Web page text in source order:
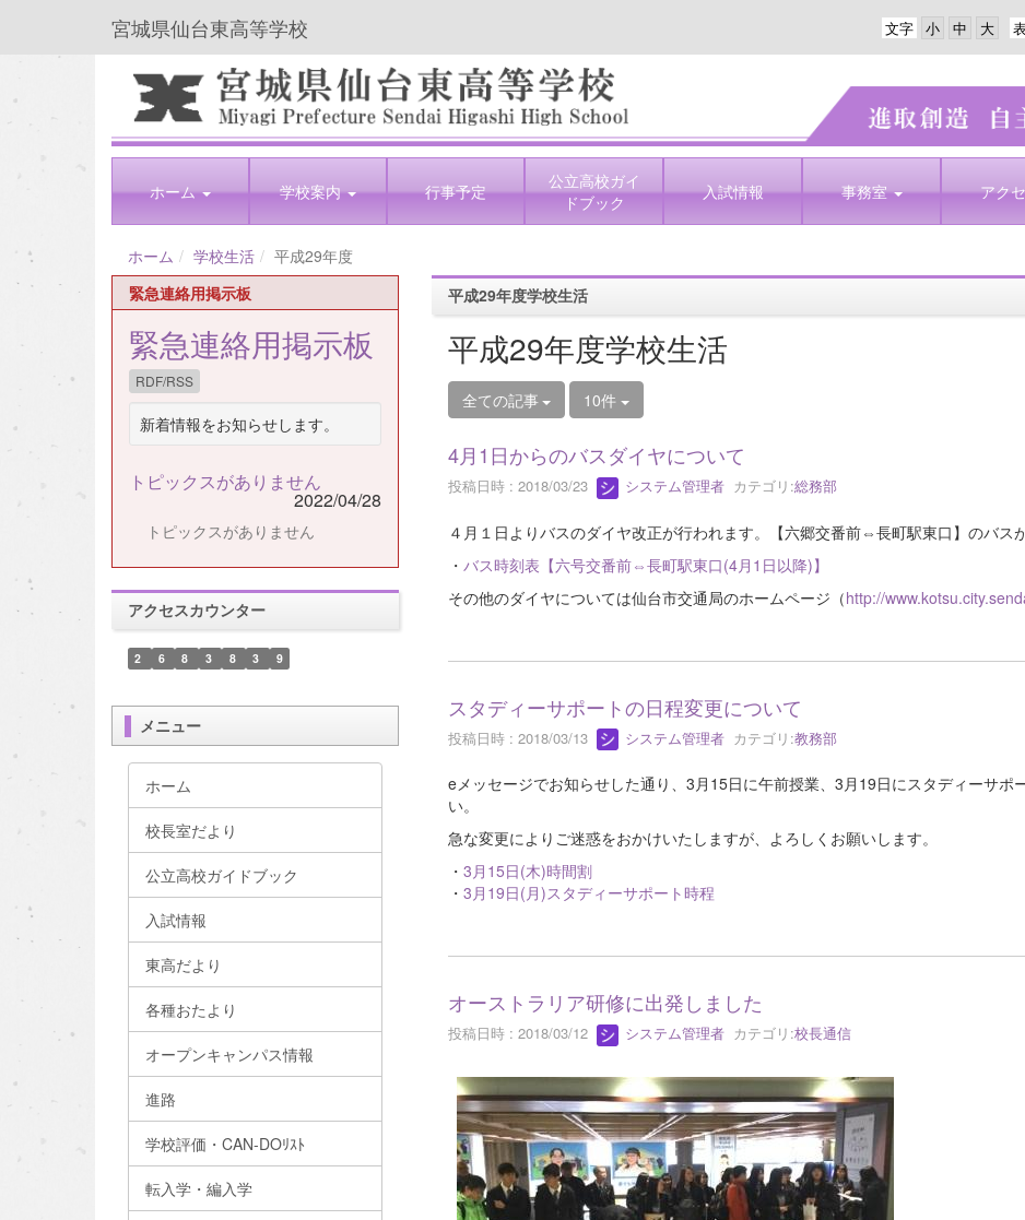
宮城県仙台東高等学校 文字
ホーム 学校案内 行事予定
公立高校ガイ
ドブック
入試情報 事務室 アク
ホーム 学校生活
平成29年度
平成29年度学校生活
平成29年度学校生活
全ての記事 10件
4月1日からのバスダイヤについて
投稿日時 : 2018/03/23 システム管理者カテゴリ:総務部
４月１日よりバスのダイヤ改正が行われます。【六郷交番前⇔長町駅東口】のバス
・ バス時刻表【六号交番前⇔長町駅東口(4月1日以降)】
その他のダイヤについては仙台市交通局のホームページ（http://
スタディーサポートの日程変更について
投稿日時 : 2018/03/13 システム管理者カテゴリ:教務部
eメッセージでお知らせした通り、3月15日に午前授業、3月19日にスタディーサポ
い。
急な変更によりご迷惑をおかけいたしますが、よろしくお願いします。
・ 3月15日(木)時間割
・ 3月19日(月)スタディーサポート時程
オーストラリア研修に出発しました
投稿日時 : 2018/03/12 システム管理者カテゴリ:校長通信
緊急連絡用掲示板
緊急連絡用掲示板
RDF/RSS
新着情報をお知らせします。
トピックスがありません
2022/04/28
トピックスがありません
アクセスカウンター
2 6 8 3 8 3 9
メニュー
ホーム
校長室だより
公立高校ガイドブック
入試情報
東高だより
各種おたより
オープンキャンパス情報
進路
学校評価・CAN-DOﾘｽﾄ
転入学・編入学